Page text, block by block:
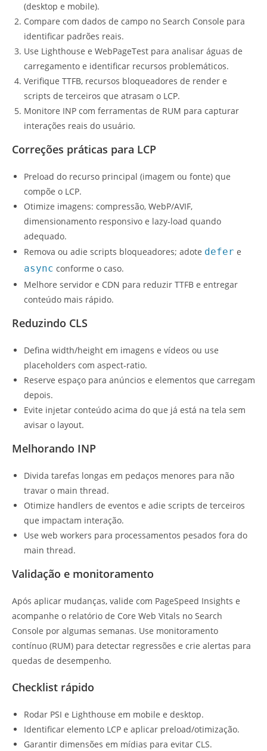
(desktop e mobile).
Compare com dados de campo no Search Console para
identificar padrões reais.
Use Lighthouse e WebPageTest para analisar águas de
carregamento e identificar recursos problemáticos.
Verifique TTFB, recursos bloqueadores de render e
scripts de terceiros que atrasam o LCP.
Monitore INP com ferramentas de RUM para capturar
interações reais do usuário.
Correções práticas para LCP
Preload do recurso principal (imagem ou fonte) que
compõe o LCP.
Otimize imagens: compressão, WebP/AVIF,
dimensionamento responsivo e lazy‑load quando
adequado.
Remova ou adie scripts bloqueadores; adote defer e
async conforme o caso.
Melhore servidor e CDN para reduzir TTFB e entregar
conteúdo mais rápido.
Reduzindo CLS
Defina width/height em imagens e vídeos ou use
placeholders com aspect‑ratio.
Reserve espaço para anúncios e elementos que carregam
depois.
Evite injetar conteúdo acima do que já está na tela sem
avisar o layout.
Melhorando INP
Divida tarefas longas em pedaços menores para não
travar o main thread.
Otimize handlers de eventos e adie scripts de terceiros
que impactam interação.
Use web workers para processamentos pesados fora do
main thread.
Validação e monitoramento
Após aplicar mudanças, valide com PageSpeed Insights e
acompanhe o relatório de Core Web Vitals no Search
Console por algumas semanas. Use monitoramento
contínuo (RUM) para detectar regressões e crie alertas para
quedas de desempenho.
Checklist rápido
Rodar PSI e Lighthouse em mobile e desktop.
Identificar elemento LCP e aplicar preload/otimização.
Garantir dimensões em mídias para evitar CLS.